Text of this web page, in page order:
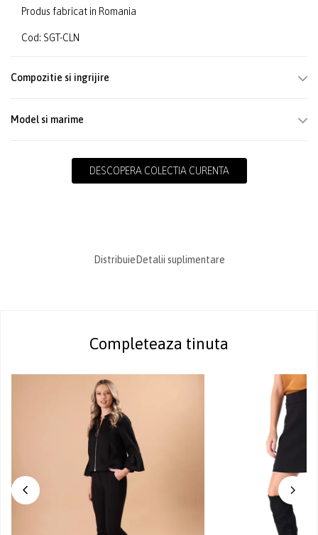
Produs fabricat in Romania
Cod: SGT-CLN
Compozitie si ingrijire
Model si marime
DESCOPERA COLECTIA CURENTA
Distribuie Detalii suplimentare
Completeaza tinuta